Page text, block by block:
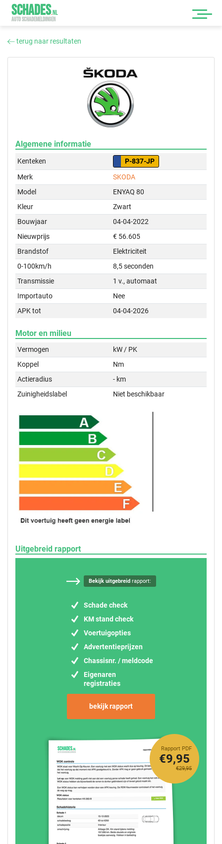
SCHADES.NL
AUTO SCHADEMELDINGEN
terug naar resultaten
Algemene informatie
Kenteken
P-837-JP
Merk
SKODA
Model
ENYAQ 80
Kleur
Zwart
Bouwjaar
04-04-2022
Nieuwprijs
€ 56.605
Brandstof
Elektriciteit
0-100km/h
8,5 seconden
Transmissie
1 v., automaat
Importauto
Nee
APK tot
04-04-2026
Motor en milieu
Vermogen
kW / PK
Koppel
Nm
Actieradius
- km
Zuinigheidslabel
Niet beschikbaar
Uitgebreid rapport
Bekijk uitgebreidrapport:
Schade check
KM stand check
Voertuigopties
Advertentieprijzen
Chassisnr. / meldcode
Eigenaren
registraties
bekijk rapport
Rapport PDF
€29,95
€9,95